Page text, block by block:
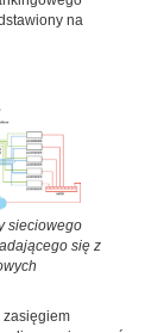
na
sieciowego
się z
zasięgiem